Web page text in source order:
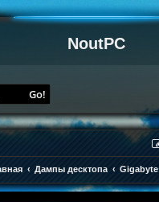
NoutPC
Go!
Дампы десктопа Gigabyte